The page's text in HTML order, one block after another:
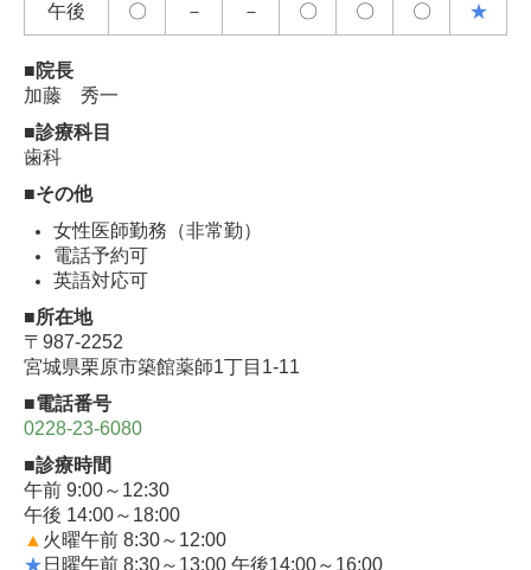
午後 〇 － － 〇 〇 〇 ★
■院長
加藤 秀一
■診療科目
歯科
■その他
女性医師勤務（非常勤）
電話予約可
英語対応可
■所在地
〒987-2252
宮城県栗原市築館薬師1丁目1-11
■電話番号
0228-23-6080
■診療時間
午前 9:00～12:30
午後 14:00～18:00
▲ 火曜午前 8:30～12:00
★ 日曜午前 8:30～13:00 午後14:00～16:00